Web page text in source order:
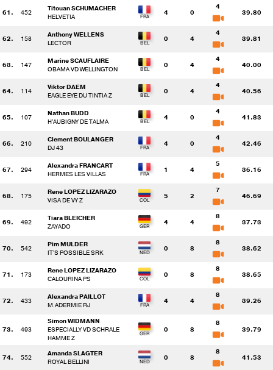
61. 452
Titouan SCHUMACHER
HELVETIA
4 0
4
39.80
62. 158
Anthony WELLENS
LECTOR
0 4
4
39.81
63. 147
Marine SCAUFLAIRE
OBAMA VD WELLINGTON
0 4
4
40.00
64. 114
Viktor DAEM
EAGLE EYE DU TINTIA Z
0 4
4
40.56
65. 107
Nathan BUDD
H'AUBIGNY DE TALMA
4 0
4
41.83
66. 210
Clement BOULANGER
DJ 43
4 0
4
42.46
67. 294
Alexandra FRANCART
HERMES LES VILLAS
1 4
5
36.16
68. 175
Rene LOPEZ LIZARAZO
VISA DE VY Z
5 2
7
46.69
69. 492
Tiara BLEICHER
ZAYADO
4 4
8
37.73
70. 542
Pim MULDER
IT'S POSSIBLE SRK
0 8
8
38.62
71. 173
Rene LOPEZ LIZARAZO
CALOURINA PS
0 8
8
38.65
72. 433
Alexandra PAILLOT
M.ADERMIE RJ
4 4
8
39.26
73. 493
Simon WIDMANN
ESPECIALLY VD SCHRALE
HAMME Z
0 8
8
39.79
74. 552
Amanda SLAGTER
ROYAL BELLINI
0 8
8
41.53